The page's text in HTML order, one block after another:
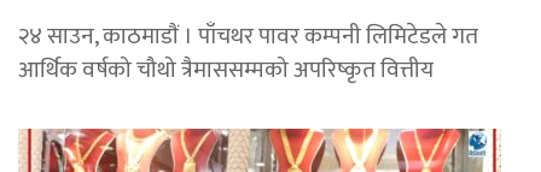
२४ साउन, काठमाडाैं । पाँचथर पावर कम्पनी लिमिटेडले गत
आर्थिक वर्षको चौथो त्रैमाससम्मको अपरिष्कृत वित्तीय